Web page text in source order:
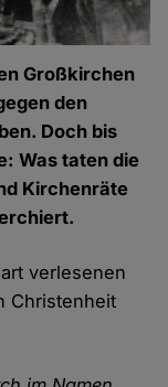
Großkirchen
den
Doch bis
Was taten die
Kirchenräte
verlesenen
Christenheit